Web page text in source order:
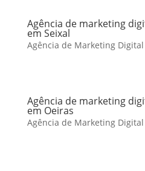
Agência de marketing
em Seixal
Agência de Marketing
Agência de marketing
em Oeiras
Agência de Marketing